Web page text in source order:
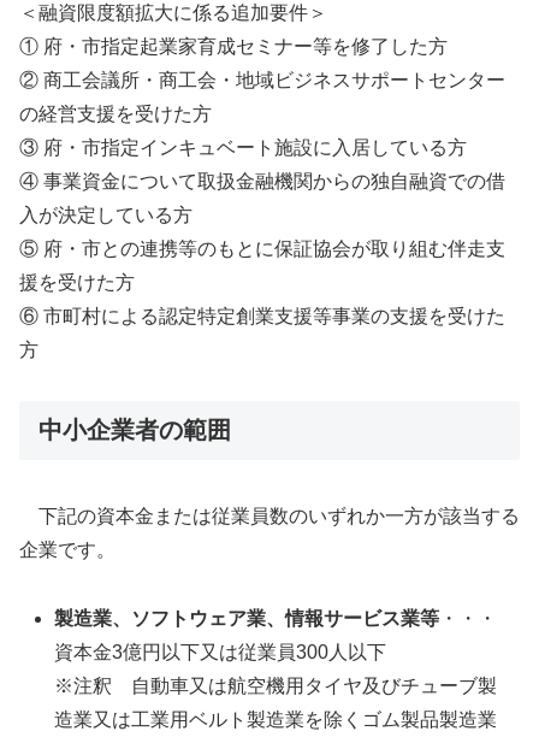
＜融資限度額拡大に係る追加要件＞
① 府・市指定起業家育成セミナー等を修了した方
② 商工会議所・商工会・地域ビジネスサポートセンター
の経営支援を受けた方
③ 府・市指定インキュベート施設に入居している方
④ 事業資金について取扱金融機関からの独自融資での借
入が決定している方
⑤ 府・市との連携等のもとに保証協会が取り組む伴走支
援を受けた方
⑥ 市町村による認定特定創業支援等事業の支援を受けた
方
中小企業者の範囲
下記の資本金または従業員数のいずれか一方が該当する
企業です。
製造業、ソフトウェア業、情報サービス業等 ・・・
資本金3億円以下又は従業員300人以下
※注釈 自動車又は航空機用タイヤ及びチューブ製
造業又は工業用ベルト製造業を除くゴム製品製造業